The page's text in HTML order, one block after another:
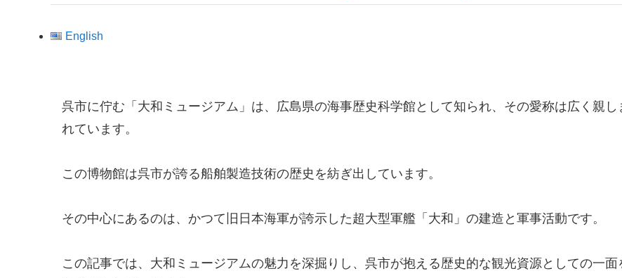
English
呉市に佇む「大和ミュージアム」は、広島県の海事歴史科学館として知られ、その愛称は広く親し
れています。
この博物館は呉市が誇る船舶製造技術の歴史を紡ぎ出しています。
その中心にあるのは、かつて旧日本海軍が誇示した超大型軍艦「大和」の建造と軍事活動です。
この記事では、大和ミュージアムの魅力を深掘りし、呉市が抱える歴史的な観光資源としての一面